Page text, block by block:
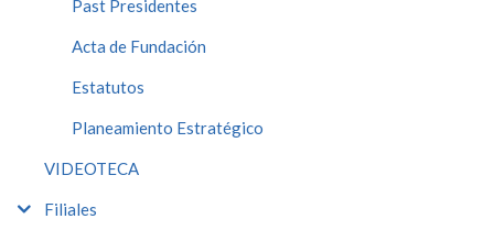
Past Presidentes
Acta de Fundación
Estatutos
Planeamiento Estratégico
VIDEOTECA
Filiales